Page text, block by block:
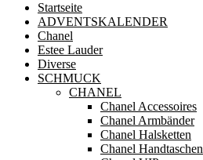
Startseite
ADVENTSKALENDER
Chanel
Estee Lauder
Diverse
SCHMUCK
CHANEL
Chanel Accessoires
Chanel Armbänder
Chanel Halsketten
Chanel Handtaschen